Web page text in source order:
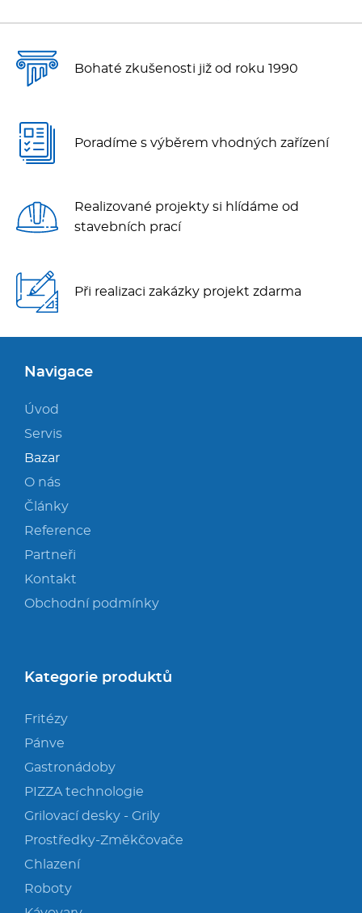
Bohaté zkušenosti již od roku 1990
Poradíme s výběrem vhodných zařízení
Realizované projekty si hlídáme od
stavebních prací
Při realizaci zakázky projekt zdarma
Navigace
Úvod
Servis
Bazar
O nás
Články
Reference
Partneři
Kontakt
Obchodní podmínky
Kategorie produktů
Fritézy
Pánve
Gastronádoby
PIZZA technologie
Grilovací desky - Grily
Prostředky-Změkčovače
Chlazení
Roboty